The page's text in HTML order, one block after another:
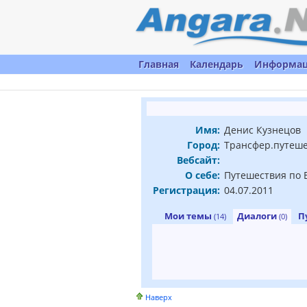
Главная Календарь
Имя: Денис Кузнецов
Город:
Вебсайт:
О себе: Путешествия по
Регистрация: 04.07.2011
Мои темы (14) Диалоги (0)
Наверх